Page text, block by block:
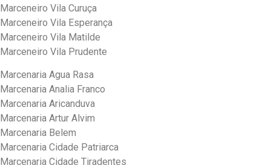
Marceneiro Vila Curuça
Marceneiro Vila Esperança
Marceneiro Vila Matilde
Marceneiro Vila Prudente
Marcenaria Agua Rasa
Marcenaria Analia Franco
Marcenaria Aricanduva
Marcenaria Artur Alvim
Marcenaria Belem
Marcenaria Cidade Patriarca
Marcenaria Cidade Tiradentes